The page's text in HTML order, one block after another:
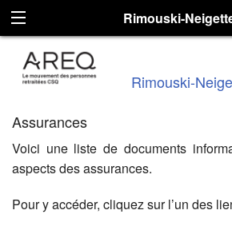
Rimouski-
Rimouski-
Assurances
Voici une liste de documents
aspects des assurances.
Pour y accéder, cliquez sur l’un des